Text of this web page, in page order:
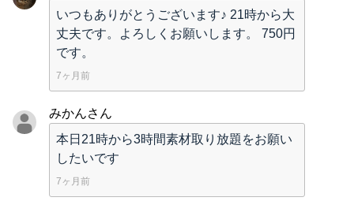
いつもありがとうございます♪ 21時から大
丈夫です。よろしくお願いします。 750円
です。
7ヶ月前
みかんさん
本日21時から3時間素材取り放題をお願い
したいです
7ヶ月前